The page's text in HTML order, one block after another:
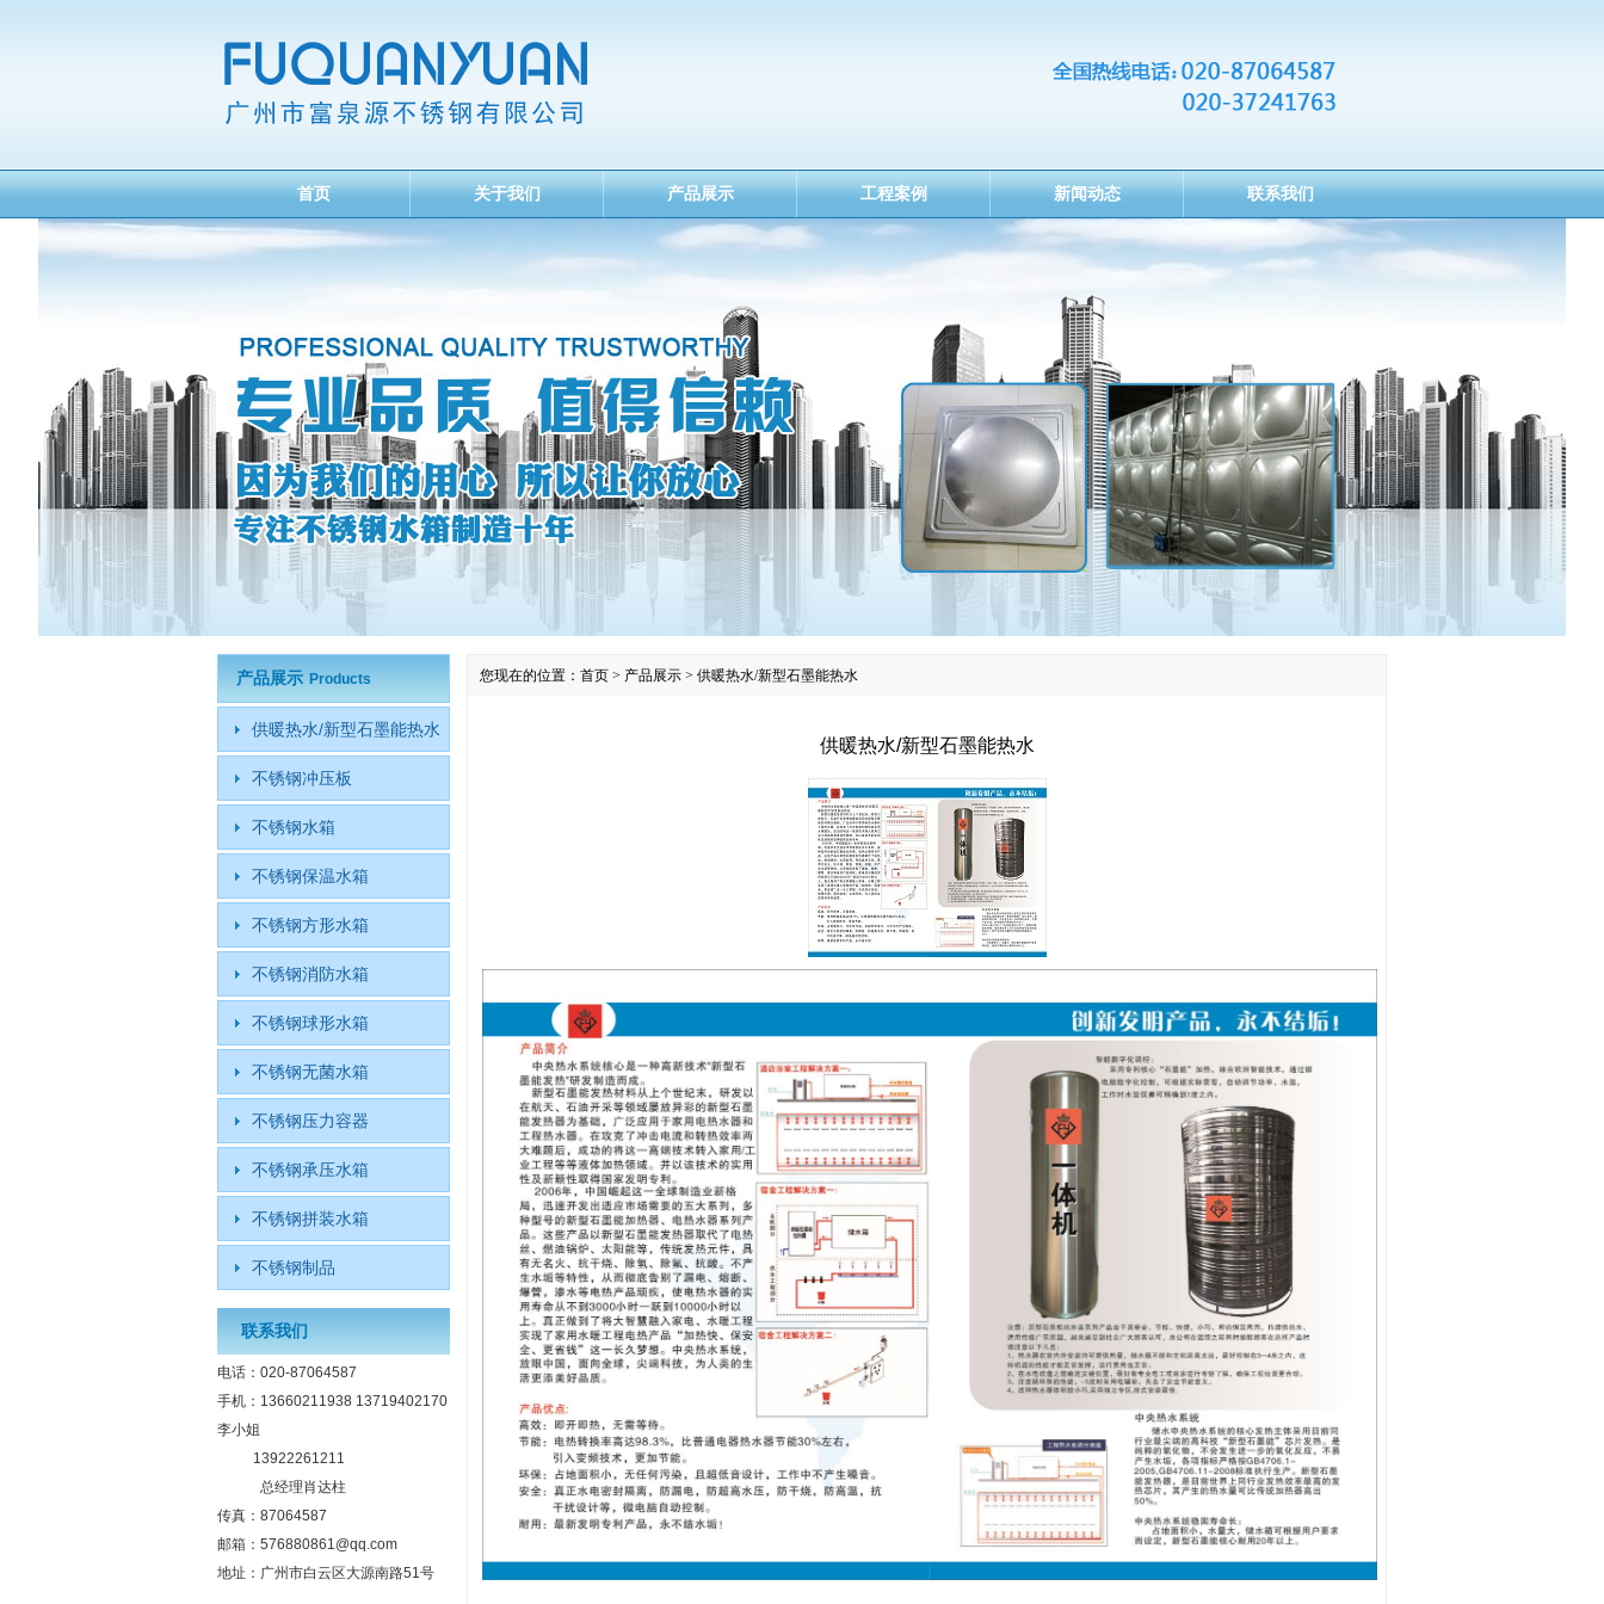
首页 关于我们 产品展示 工程案例 新闻动态 联系我们
您现在的位置： 首页 > 产品展示 > 供暖热水/新型石墨能热水
供暖热水/新型石墨能热水
产品展示 Products
供暖热水/新型石墨能热水
不锈钢冲压板
不锈钢水箱
不锈钢保温水箱
不锈钢方形水箱
不锈钢消防水箱
不锈钢球形水箱
不锈钢无菌水箱
不锈钢压力容器
不锈钢承压水箱
不锈钢拼装水箱
不锈钢制品
联系我们
电话：020-87064587
手机：13660211938 13719402170
李小姐
13922261211
总经理肖达柱
传真：87064587
邮箱：576880861@qq.com
地址：广州市白云区大源南路51号